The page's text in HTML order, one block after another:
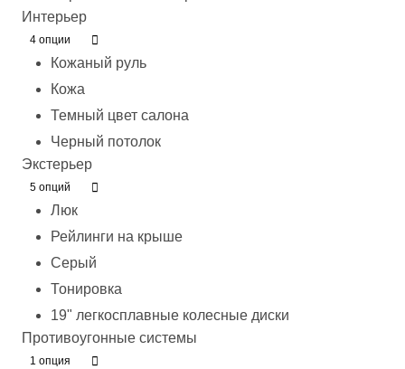
Интерьер
4 опции
Кожаный руль
Кожа
Темный цвет салона
Черный потолок
Экстерьер
5 опций
Люк
Рейлинги на крыше
Серый
Тонировка
19" легкосплавные колесные диски
Противоугонные системы
1 опция